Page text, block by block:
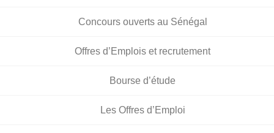
Concours ouverts au Sénégal
Offres d’Emplois et recrutement
Bourse d’étude
Les Offres d’Emploi